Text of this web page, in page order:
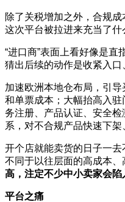
除了关税增加之外，合规
这次平台被拉进来充当了什
“进口商”表面上看好像是
猜出后续的动作是收紧入口
加速欧洲本地仓布局，引
和单票成本；大幅抬高入
务注册、产品认证、安全
系，对不合规产品快速下架
开个店就能卖货的日子一
不同于以往层面的高成本、
高，注定不少中小卖家会陷
平台之痛